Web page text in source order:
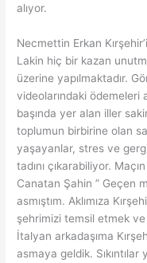
alıyor.
Necmettin Erkan
Lakin hiç bir kazan
üzerine yapılmaktadır.
videolarındaki ödemeleri
başında yer alan iller
toplumun birbirine olan
yaşayanlar, stres ve
tadını çıkarabiliyor.
Canatan Şahin ” Geçen
asmıştım. Aklımıza
şehrimizi temsil etmek ve
İtalyan arkadaşıma
asmaya geldik.